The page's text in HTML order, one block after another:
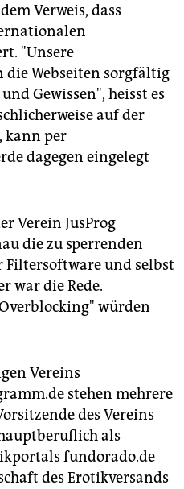
Verweis, dass
"Unsere
die Webseiten sorgfältig
Gewissen", heisst es
auf der
kann per
dagegen eingelegt
Verein JusProg
die zu sperrenden
Filtersoftware und selbst
war die Rede.
würden
Vereins
stehen mehrere
des Vereins
als
fundorado.de
des Erotikversands